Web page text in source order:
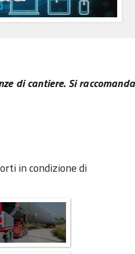
di cantiere. Si raccomanda
in condizione di